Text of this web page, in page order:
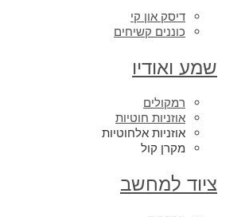
דיסק און קי
כוננים קשיחים
שמע ואודיו
רמקולים
אוזניות חוטיות
אוזניות אלחוטיות
מקרן קול
ציוד למחשב